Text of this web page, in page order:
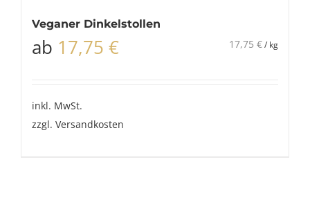
Veganer Dinkelstollen
ab 17,75 € 17,75 €/ kg
inkl. MwSt.
zzgl. Versandkosten